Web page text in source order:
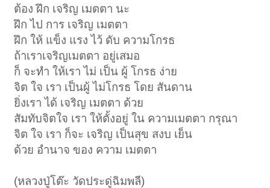
ต้อง ฝึก เจริญ เมตตา นะ
ฝึก ไป การ เจริญ เมตตา
ฝึก ให้ แข็ง แรง ไว้ ดับ ความโกรธ
ถ้าเราเจริญเมตตา อยู่เสมอ
ก็ จะทำ ให้เรา ไม่ เป็น ผู้ โกรธ ง่าย
จิต ใจ เรา เป็นผู้ ไม่โกรธ โดย สันดาน
ยิ่งเรา ได้ เจริญ เมตตา ด้วย
สัมทับจิตใจ เรา ให้ตั้งอยู่ ใน ความเมตตา กรุณา
จิต ใจ เรา ก็จะ เจริญ เป็นสุข สงบ เย็น
ด้วย อำนาจ ของ ความ เมตตา
(หลวงปู่โต๊ะ วัดประดู่ฉิมพลี)